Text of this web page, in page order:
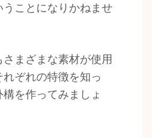
うことになりかねませ
まざまな素材が使用
ぞれの特徴を知っ
を作ってみましょ